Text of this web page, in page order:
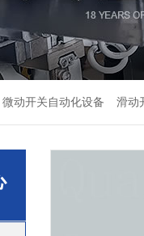
微动开关自动化设备 滑动